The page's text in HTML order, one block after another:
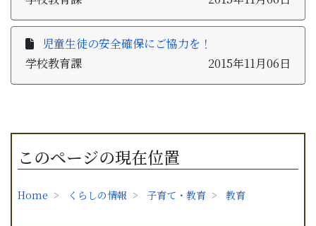
児童生徒の安全確保にご協力を！
学校教育課
2015年11月06日
このページの現在位置
Home くらしの情報 子育て・教育 教育